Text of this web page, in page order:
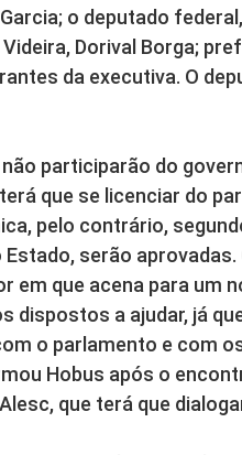
o deputado
Dorival Borga;
da executiva. O
participarão do
que se licenciar do
pelo contrário,
serão
que acena para um
dispostos a ajudar, já
o parlamento e com
Hobus após o
que terá que